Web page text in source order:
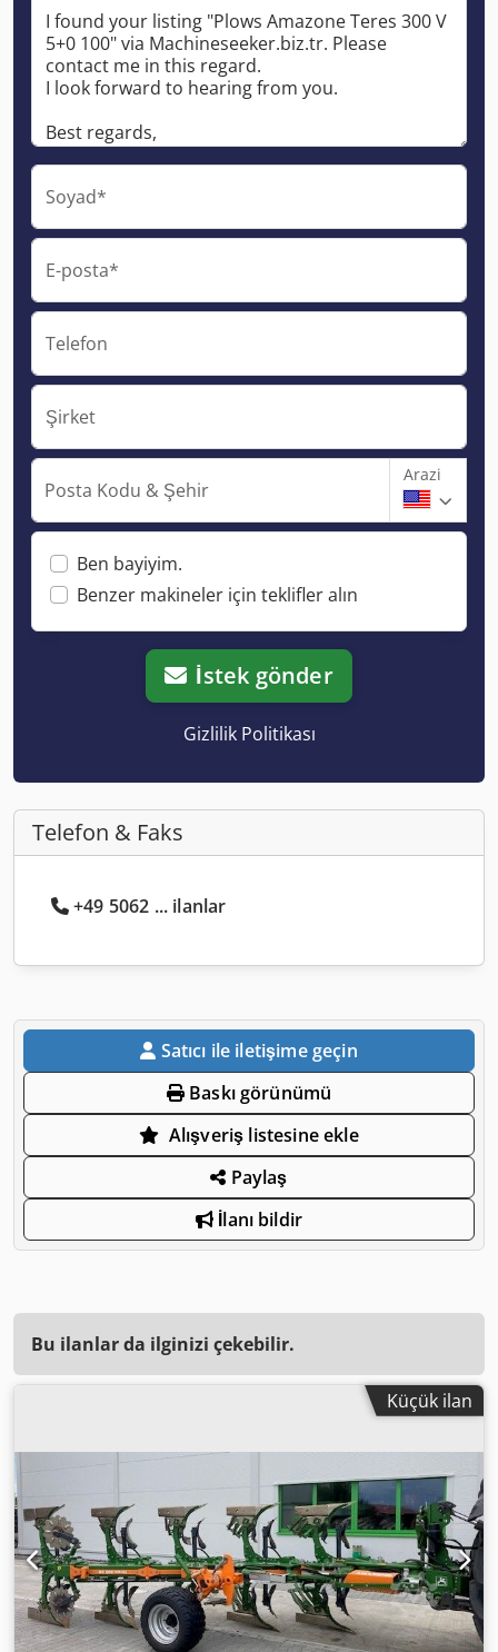
Soyad*
E-posta*
Telefon
Şirket
Posta Kodu & Şehir
Arazi
Ben bayiyim.
Benzer makineler için teklifler alın
İstek gönder
Gizlilik Politikası
Telefon & Faks
+49 5062 ... ilanlar
Satıcı ile iletişime geçin
Baskı görünümü
Alışveriş listesine ekle
Paylaş
İlanı bildir
Bu ilanlar da ilginizi çekebilir.
Küçük ilan